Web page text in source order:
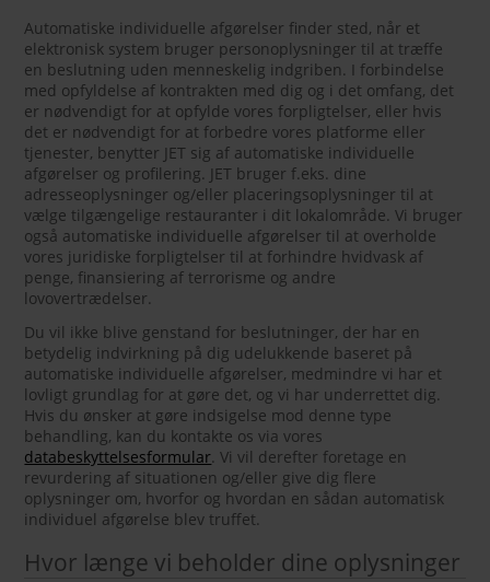
Automatiske individuelle afgørelser finder sted, når et
elektronisk system bruger personoplysninger til at træffe
en beslutning uden menneskelig indgriben. I forbindelse
med opfyldelse af kontrakten med dig og i det omfang, det
er nødvendigt for at opfylde vores forpligtelser, eller hvis
det er nødvendigt for at forbedre vores platforme eller
tjenester, benytter JET sig af automatiske individuelle
afgørelser og profilering. JET bruger f.eks. dine
adresseoplysninger og/eller placeringsoplysninger til at
vælge tilgængelige restauranter i dit lokalområde. Vi bruger
også automatiske individuelle afgørelser til at overholde
vores juridiske forpligtelser til at forhindre hvidvask af
penge, finansiering af terrorisme og andre
lovovertrædelser.
Du vil ikke blive genstand for beslutninger, der har en
betydelig indvirkning på dig udelukkende baseret på
automatiske individuelle afgørelser, medmindre vi har et
lovligt grundlag for at gøre det, og vi har underrettet dig.
Hvis du ønsker at gøre indsigelse mod denne type
behandling, kan du kontakte os via vores
databeskyttelsesformular. Vi vil derefter foretage en
revurdering af situationen og/eller give dig flere
oplysninger om, hvorfor og hvordan en sådan automatisk
individuel afgørelse blev truffet.
Hvor længe vi beholder dine oplysninger